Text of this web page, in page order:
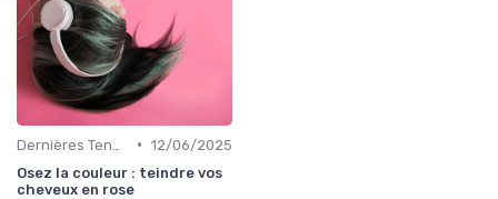
• 12/06/2025
Osez la couleur : teindre vos
cheveux en rose